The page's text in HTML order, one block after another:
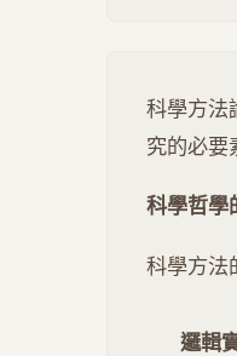
科學方法
究的必要
科學哲學
科學方法
邏輯